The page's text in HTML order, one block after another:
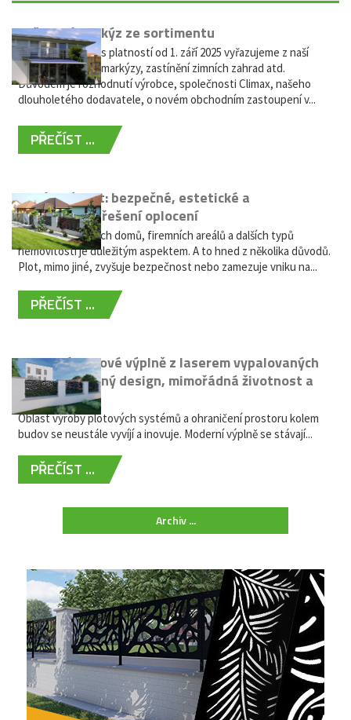
Vyřazení markýz ze sortimentu
Vážení zákazníci, s platností od 1. září 2025 vyřazujeme z naší
nabídky výsuvné markýzy, zastínění zimních zahrad atd.
Důvodem je rozhodnutí výrobce, společnosti Climax, našeho
dlouholetého dodavatele, o novém obchodním zastoupení v...
PŘEČÍST ...
Hliníkový plot: bezpečné, estetické a
bezúdržbové řešení oplocení
Oplocení rodinných domů, firemních areálů a dalších typů
nemovitostí je důležitým aspektem. A to hned z několika důvodů.
Plot, mimo jiné, zvyšuje bezpečnost nebo zamezuje vniku na...
PŘEČÍST ...
Moderní plotové výplně z laserem vypalovaných
kovů: výjimečný design, mimořádná životnost a
žádná údržba
Oblast výroby plotových systémů a ohraničení prostoru kolem
budov se neustále vyvíjí a inovuje. Moderní výplně se stávají...
PŘEČÍST ...
Archiv ...